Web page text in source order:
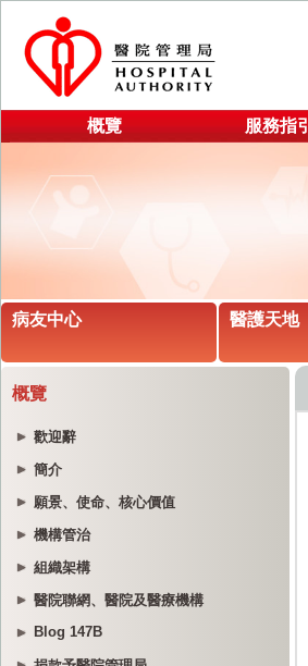
概覽 服務指引
病友中心 醫護天地
概覽
歡迎辭
簡介
願景、使命、核心價值
機構管治
組織架構
醫院聯網、醫院及醫療機構
Blog 147B